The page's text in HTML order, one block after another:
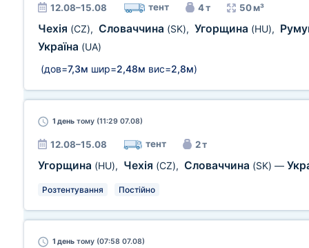
12.08–15.08 тент 4 т 50 м³
Чехія (CZ), Словаччина (SK), Угорщина (HU),
Україна (UA)
(дов=7,3м шир=2,48м вис=2,8м)
1 день тому (11:29 07.08)
12.08–15.08 тент 2 т
Угорщина (HU), Чехія (CZ), Словаччина (SK) —
Розтентування Постійно
1 день тому (07:58 07.08)